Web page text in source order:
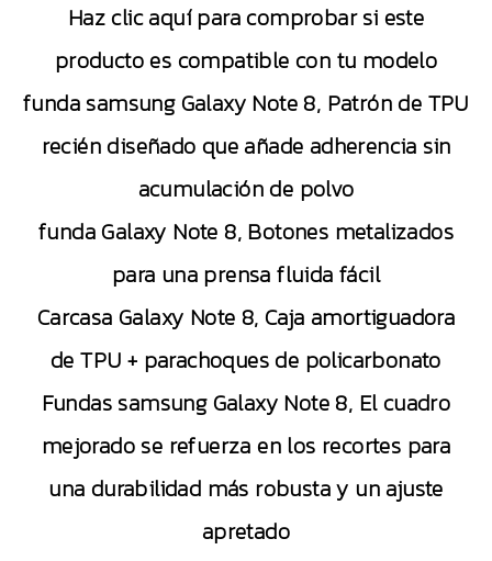
Haz clic aquí para comprobar si este
producto es compatible con tu modelo
funda samsung Galaxy Note 8, Patrón de TPU
recién diseñado que añade adherencia sin
acumulación de polvo
funda Galaxy Note 8, Botones metalizados
para una prensa fluida fácil
Carcasa Galaxy Note 8, Caja amortiguadora
de TPU + parachoques de policarbonato
Fundas samsung Galaxy Note 8, El cuadro
mejorado se refuerza en los recortes para
una durabilidad más robusta y un ajuste
apretado